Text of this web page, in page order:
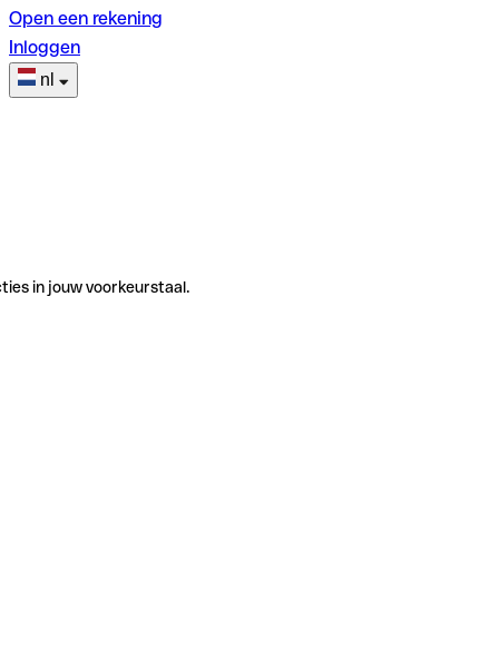
Open een rekening
Inloggen
nl
in jouw voorkeurstaal.